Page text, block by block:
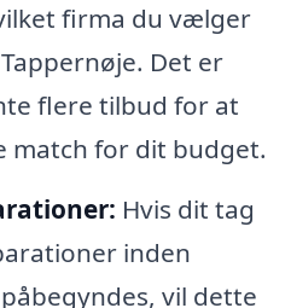
firma du vælger
Det er
flere tilbud for at
match for dit budget.
Hvis dit tag
inden
vil dette